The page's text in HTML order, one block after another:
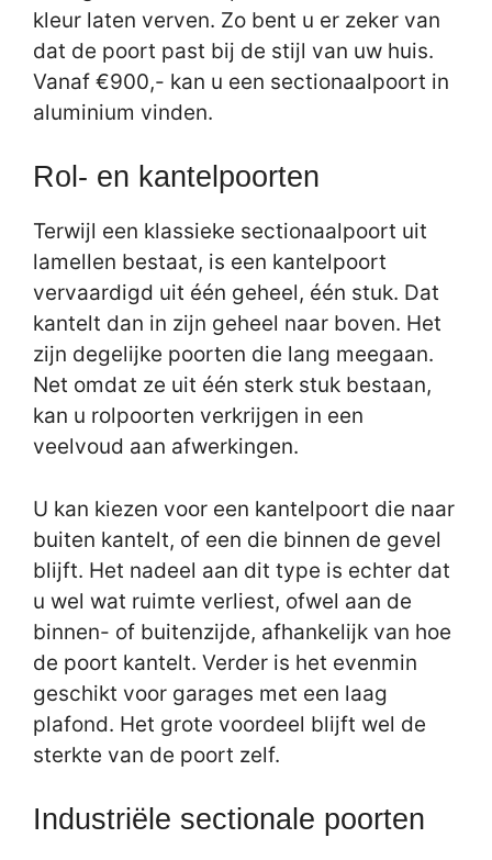
kleur laten verven. Zo bent u er zeker van
dat de poort past bij de stijl van uw huis.
Vanaf €900,- kan u een sectionaalpoort in
aluminium vinden.
Rol- en kantelpoorten
Terwijl een klassieke sectionaalpoort uit
lamellen bestaat, is een kantelpoort
vervaardigd uit één geheel, één stuk. Dat
kantelt dan in zijn geheel naar boven. Het
zijn degelijke poorten die lang meegaan.
Net omdat ze uit één sterk stuk bestaan,
kan u rolpoorten verkrijgen in een
veelvoud aan afwerkingen.
U kan kiezen voor een kantelpoort die naar
buiten kantelt, of een die binnen de gevel
blijft. Het nadeel aan dit type is echter dat
u wel wat ruimte verliest, ofwel aan de
binnen- of buitenzijde, afhankelijk van hoe
de poort kantelt. Verder is het evenmin
geschikt voor garages met een laag
plafond. Het grote voordeel blijft wel de
sterkte van de poort zelf.
Industriële sectionale poorten